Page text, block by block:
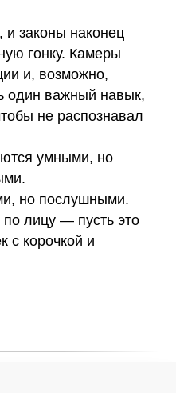
и законы наконец
гонку. Камеры
и, возможно,
один важный навык,
не распознавал
умными, но
но послушными.
по лицу — пусть это
с корочкой и